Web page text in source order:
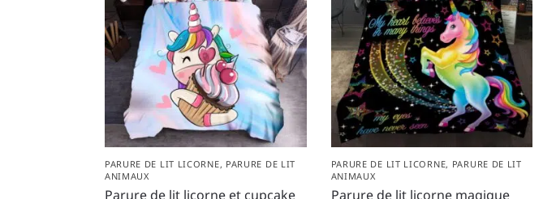
PARURE DE LIT LICORNE, PARURE DE LIT
ANIMAUX
Parure de lit licorne et cupcake
PARURE DE LIT LICORNE, PARURE DE LIT
ANIMAUX
Parure de lit licorne magique